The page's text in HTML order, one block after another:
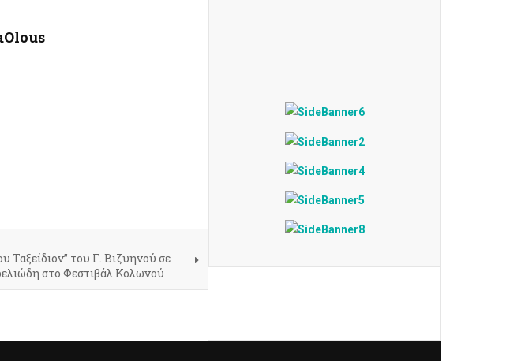
Ταξείδιον” του Γ. Βιζυηνού σε
στο Φεστιβάλ Κολωνού